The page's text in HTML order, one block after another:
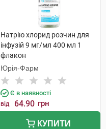
Натрію хлорид розчин для
інфузій 9 мг/мл 400 мл 1
флакон
Юрія-Фарм
Є в наявності
від 64.90 грн
КУПИТИ